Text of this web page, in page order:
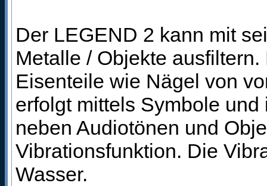
Der LEGEND 2 kann mit
Metalle / Objekte
Eisenteile wie Nägel von
erfolgt mittels Symbole
neben Audiotönen und
Vibrationsfunktion. Die
Wasser.